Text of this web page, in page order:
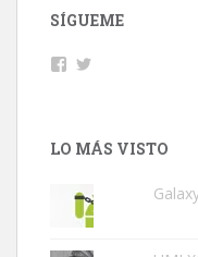
SÍGUEME
Facebook
LO MÁS VISTO